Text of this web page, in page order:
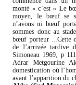
monté » c’est « Le
moyen, le bœuf se
n’avons ni bœuf
sommes donc au
bœuf porteur ...Cette
de l’arrivée tardive
Simoneau 1969, p
Adrar Metgourine
domestication où
avant l’apparition du